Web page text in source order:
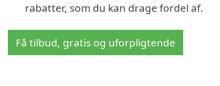
rabatter, som du kan drage fordel af.
Få tilbud, gratis og uforpligtende